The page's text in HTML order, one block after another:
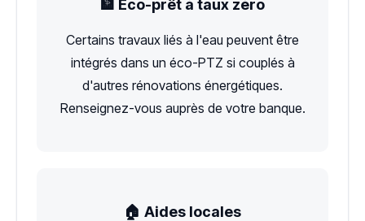
🏦 Éco-prêt à taux zéro
Certains travaux liés à l'eau peuvent être
intégrés dans un éco-PTZ si couplés à
d'autres rénovations énergétiques.
Renseignez-vous auprès de votre banque.
🏠 Aides locales